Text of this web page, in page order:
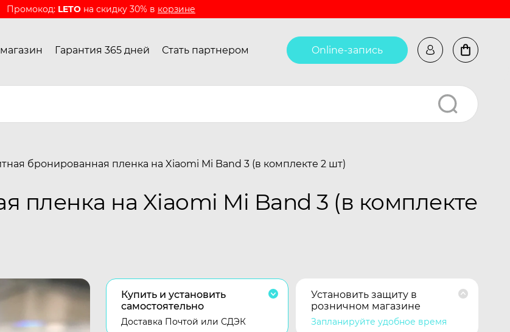
Промокод: LETO на скидку 30% в корзине
Гарантия 365 дней Стать партнером Online-запись
бронированная пленка на Xiaomi Mi Band 3 (в комплекте 2 шт)
пленка на Xiaomi Mi Band 3 (в комплекте
Купить и установить
самостоятельно
Доставка Почтой или СДЭК
Установить защиту в
розничном магазине
Запланируйте удобное время